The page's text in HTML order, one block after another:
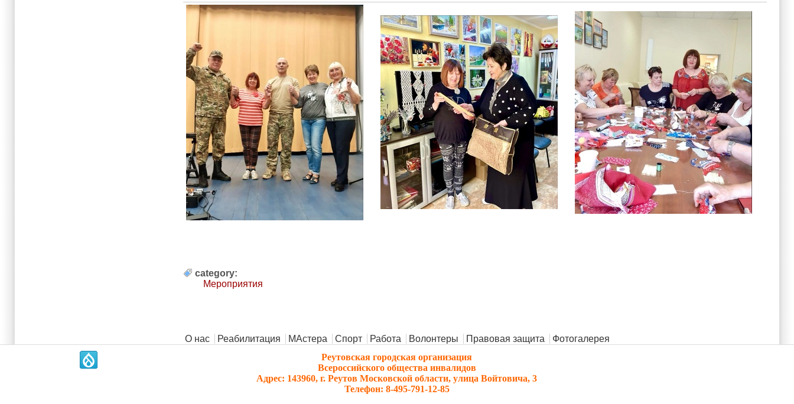
category:
Мероприятия
О нас Реабилитация МАстера Спорт Работа Волонтеры Правовая защита Фотогалерея
.
Реутовская городская организация
Всероссийского общества инвалидов
Адрес: 143960, г. Реутов Московской области, улица Войтовича, 3
Телефон: 8-495-791-12-85